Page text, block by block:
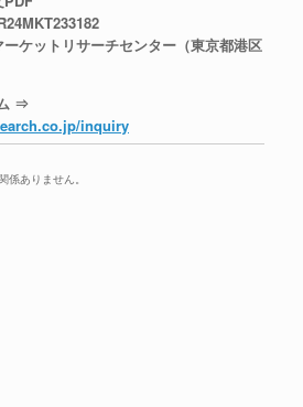
ケットリサーチセンター（東京都港区
⇒
inquiry
ありません。